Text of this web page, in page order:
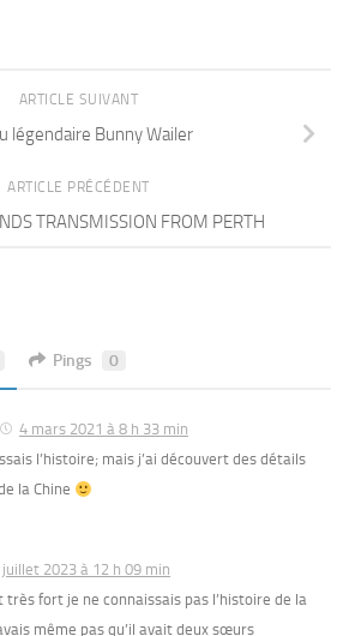
ARTICLE SUIVANT
légendaire Bunny Wailer
ARTICLE PRÉCÉDENT
TRANSMISSION FROM PERTH
Pings 0
4 mars 2021 à 8 h 33 min
l’histoire; mais j’ai découvert des détails
la Chine
juillet 2023 à 12 h 09 min
très fort je ne connaissais pas l’histoire de la
même pas qu’il avait deux sœurs